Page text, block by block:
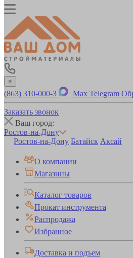
×
(863) 310-000-3 Max Telegram
Заказать звонок
Ваш город:
Ростов-на-Дону
Ростов-на-Дону Батайск Аксай
О компании
Магазины
Каталог товаров
Прокат инструмента
Распродажа
Избранное
Доставка и подъем